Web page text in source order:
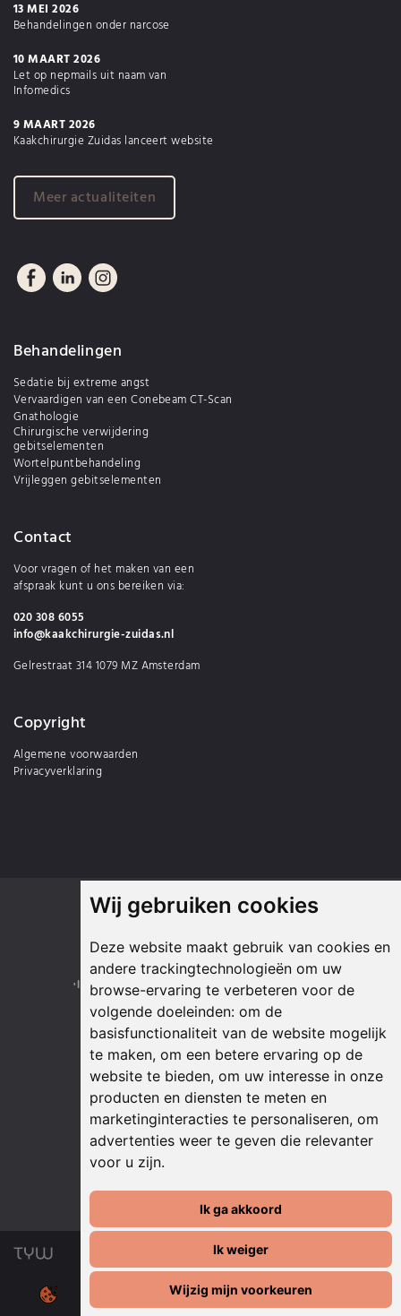
Wij gebruiken cookies
Deze website maakt gebruik van cookies en
andere trackingtechnologieën om uw
browse-ervaring te verbeteren voor de
volgende doeleinden: om de
basisfunctionaliteit van de website mogelijk
te maken, om een betere ervaring op de
website te bieden, om uw interesse in onze
producten en diensten te meten en
marketinginteracties te personaliseren, om
advertenties weer te geven die relevanter
voor u zijn.
Ik ga akkoord
Ik weiger
Wijzig mijn voorkeuren
13 MEI 2026
Behandelingen onder narcose
10 MAART 2026
Let op nepmails uit naam van
Infomedics
9 MAART 2026
Kaakchirurgie Zuidas lanceert website
Meer actualiteiten
Behandelingen
Sedatie bij extreme angst
Vervaardigen van een Conebeam CT-Scan
Gnathologie
Chirurgische verwijdering
gebitselementen
Wortelpuntbehandeling
Vrijleggen gebitselementen
Contact
Voor vragen of het maken van een
afspraak kunt u ons bereiken via:
020 308 6055
info@kaakchirurgie-zuidas.nl
Gelrestraat 314 1079 MZ Amsterdam
Copyright
Algemene voorwaarden
Privacyverklaring
Onze partners